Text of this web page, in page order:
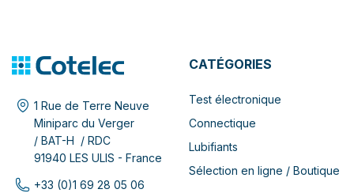
1 Rue de Terre Neuve
Miniparc du Verger
/ BAT-H / RDC
91940 LES ULIS - France
+33 (0)1 69 28 05 06
CATÉGORIES
Test électronique
Connectique
Lubifiants
Sélection en ligne / Boutique